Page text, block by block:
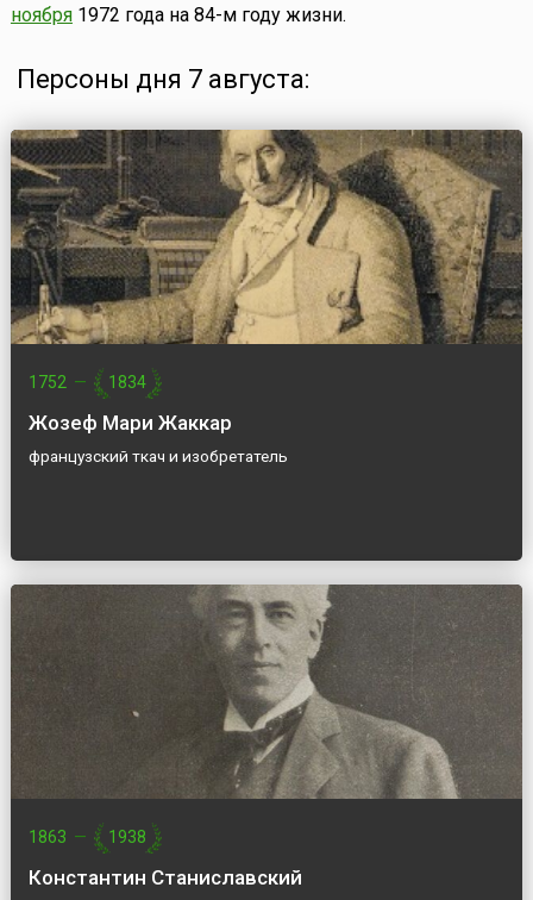
ноября1972 года на 84-м году жизни.
Персоны дня 7 августа:
1752 — 1834
Жозеф Мари Жаккар
французский ткач и изобретатель
1863 — 1938
Константин Станиславский